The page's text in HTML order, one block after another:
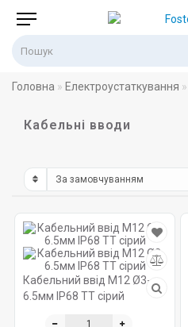
Головна Електроустаткування
Кабельні вводи
Кабельний ввід M12 Ø3-
6.5мм IP68 TT сірий